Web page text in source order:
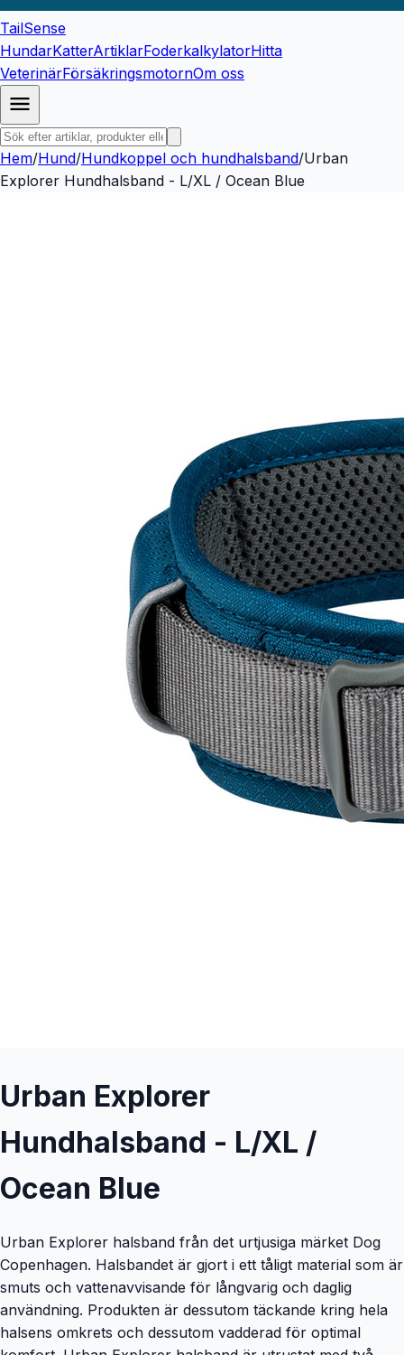
TailSense
HundarKatterArtiklarFoderkalkylatorHitta
VeterinärFörsäkringsmotornOm oss
Hem/Hund/Hundkoppel och hundhalsband/Urban
Explorer Hundhalsband - L/XL / Ocean Blue
Urban Explorer
Hundhalsband - L/XL /
Ocean Blue
Urban Explorer halsband från det urtjusiga märket Dog
Copenhagen. Halsbandet är gjort i ett tåligt material som är
smuts och vattenavvisande för långvarig och daglig
användning. Produkten är dessutom täckande kring hela
halsens omkrets och dessutom vadderad för optimal